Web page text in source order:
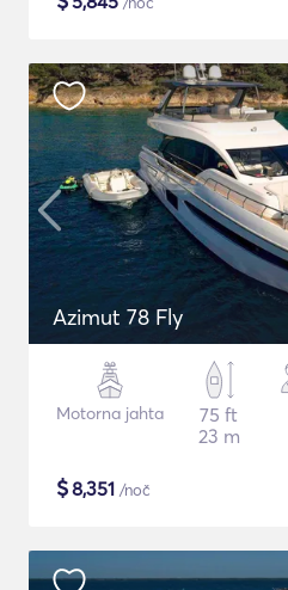
Azimut 78 Fly
Motorna jahta
75 ft
23 m
$8,351 /noč